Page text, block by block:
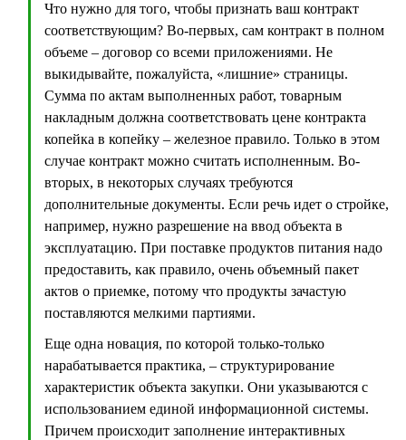
Что нужно для того, чтобы признать ваш контракт
соответствующим? Во-первых, сам контракт в полном
объеме – договор со всеми приложениями. Не
выкидывайте, пожалуйста, «лишние» страницы.
Сумма по актам выполненных работ, товарным
накладным должна соответствовать цене контракта
копейка в копейку – железное правило. Только в этом
случае контракт можно считать исполненным. Во-
вторых, в некоторых случаях требуются
дополнительные документы. Если речь идет о стройке,
например, нужно разрешение на ввод объекта в
эксплуатацию. При поставке продуктов питания надо
предоставить, как правило, очень объемный пакет
актов о приемке, потому что продукты зачастую
поставляются мелкими партиями.
Еще одна новация, по которой только-только
нарабатывается практика, – структурирование
характеристик объекта закупки. Они указываются с
использованием единой информационной системы.
Причем происходит заполнение интерактивных